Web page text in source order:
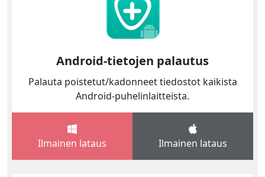
Android-tietojen palautus
Palauta poistetut/kadonneet tiedostot kaikista
Android-puhelinlaitteista.
Ilmainen lataus Ilmainen lataus